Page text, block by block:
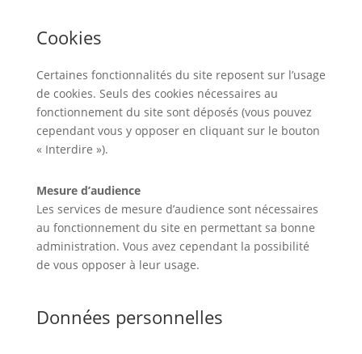
Cookies
Certaines fonctionnalités du site reposent sur l’usage
de cookies. Seuls des cookies nécessaires au
fonctionnement du site sont déposés (vous pouvez
cependant vous y opposer en cliquant sur le bouton
« Interdire »).
Mesure d’audience
Les services de mesure d’audience sont nécessaires
au fonctionnement du site en permettant sa bonne
administration. Vous avez cependant la possibilité
de vous opposer à leur usage.
Données personnelles